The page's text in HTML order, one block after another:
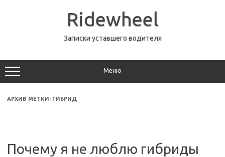
Ridewheel
Записки уставшего водителя
Меню
АРХИВ МЕТКИ: ГИБРИД
Почему я не люблю гибриды